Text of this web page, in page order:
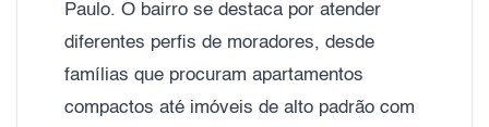
Paulo. O bairro se destaca por atender
diferentes perfis de moradores, desde
famílias que procuram apartamentos
compactos até imóveis de alto padrão com